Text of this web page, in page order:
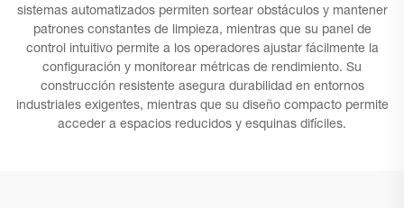
sistemas automatizados permiten sortear obstáculos y mantener
patrones constantes de limpieza, mientras que su panel de
control intuitivo permite a los operadores ajustar fácilmente la
configuración y monitorear métricas de rendimiento. Su
construcción resistente asegura durabilidad en entornos
industriales exigentes, mientras que su diseño compacto permite
acceder a espacios reducidos y esquinas difíciles.